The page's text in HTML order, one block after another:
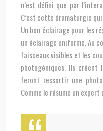
n’est défini que par
C’est cette dramaturgie
Un bon éclairage pour les
un éclairage uniforme. Au
faisceaux visibles et les
photogéniques. Ils
feront ressortir une
Comme le résume un